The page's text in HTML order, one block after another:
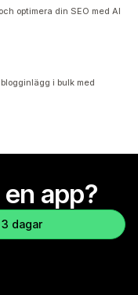
optimera din SEO med AI
i bulk med
app?
dagar